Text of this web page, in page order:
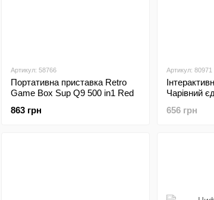
Артикул: 58766
Портативна приставка Retro
Game Box Sup Q9 500 in1 Red
863 грн
Артикул: 80971
Чарівний
656 грн